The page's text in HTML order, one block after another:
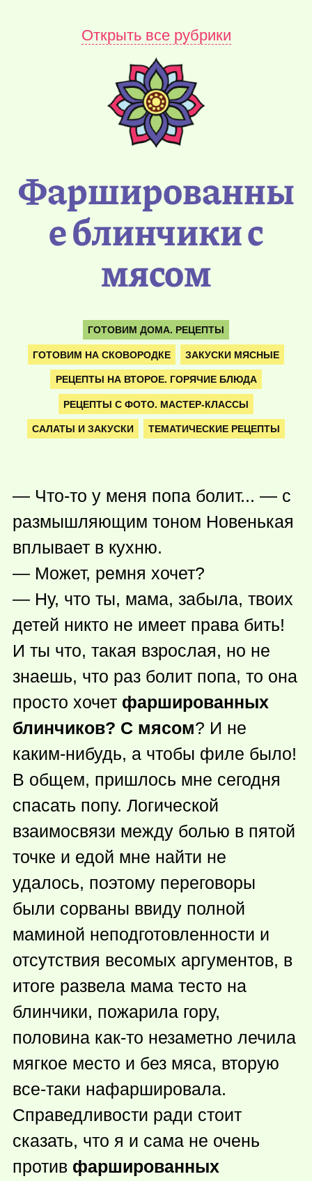
Открыть все рубрики
Фаршированны
е блинчики с
мясом
ГОТОВИМ ДОМА. РЕЦЕПТЫ
ГОТОВИМ НА СКОВОРОДКЕ ЗАКУСКИ МЯСНЫЕ
РЕЦЕПТЫ НА ВТОРОЕ. ГОРЯЧИЕ БЛЮДА
РЕЦЕПТЫ С ФОТО. МАСТЕР-КЛАССЫ
САЛАТЫ И ЗАКУСКИ ТЕМАТИЧЕСКИЕ РЕЦЕПТЫ
— Что-то у меня попа болит... — с
размышляющим тоном Новенькая
вплывает в кухню.
— Может, ремня хочет?
— Ну, что ты, мама, забыла, твоих
детей никто не имеет права бить!
И ты что, такая взрослая, но не
знаешь, что раз болит попа, то она
просто хочет фаршированных
блинчиков? С мясом? И не
каким-нибудь, а чтобы филе было!
В общем, пришлось мне сегодня
спасать попу. Логической
взаимосвязи между болью в пятой
точке и едой мне найти не
удалось, поэтому переговоры
были сорваны ввиду полной
маминой неподготовленности и
отсутствия весомых аргументов, в
итоге развела мама тесто на
блинчики, пожарила гору,
половина как-то незаметно лечила
мягкое место и без мяса, вторую
все-таки нафаршировала.
Справедливости ради стоит
сказать, что я и сама не очень
против фаршированных